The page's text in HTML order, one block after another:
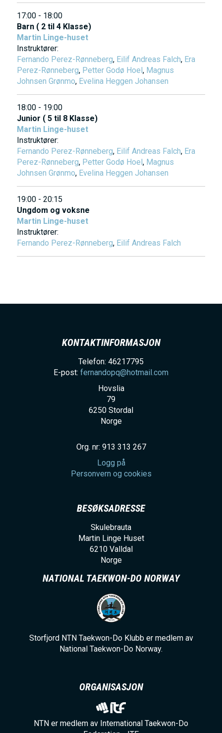
17:00 - 18:00
Barn ( 2 til 4 Klasse)
Martin Linge-huset
Instruktører:
Fernando Perez-Rønneberg, Eilif Andreas Falch, Era
Perez-Rønneberg, Petter Godø Hoel, Magnus
Johnsen Grønmo, Evelina Heggen Johansen
18:00 - 19:00
Junior ( 5 til 8 Klasse)
Martin Linge-huset
Instruktører:
Fernando Perez-Rønneberg, Eilif Andreas Falch, Era
Perez-Rønneberg, Petter Godø Hoel, Magnus
Johnsen Grønmo, Evelina Heggen Johansen
19:00 - 20:15
Ungdom og voksne
Martin Linge-huset
Instruktører:
Fernando Perez-Rønneberg, Eilif Andreas Falch
KONTAKTINFORMASJON
Telefon: 46217795
E-post: fernandopq@hotmail.com
Hovslia
79
6250 Stordal
Norge
Org. nr: 913 313 267
Logg på
Personvern og cookies
BESØKSADRESSE
Skulebrauta
Martin Linge Huset
6210 Valldal
Norge
NATIONAL TAEKWON-DO NORWAY
Storfjord NTN Taekwon-Do Klubb er medlem av
National Taekwon-Do Norway.
ORGANISASJON
NTN er medlem av International Taekwon-Do